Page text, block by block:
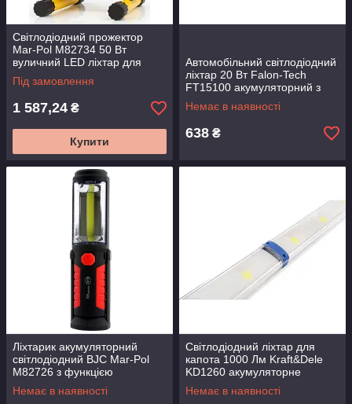
Світлодіодний прожектор
Mar-Pol M82734 50 Вт
вуличний LED ліхтар для
освітлення
Під замовлення
1 587,24 ₴
Купити
Автомобільний світлодіодний
ліхтар 20 Вт Falon-Tech
FT15100 акумуляторний з
магнітом і двома режимами
Немає в наявності
638 ₴
Ліхтарик акумуляторний
світлодіодний BJC Mar-Pol
M82726 з функцією
Powerbank і швидкою
зарядкою USB
Немає в наявності
Світлодіодний ліхтар для
капота 1000 Лм Kraft&Dele
KD1260 акумуляторне
робоче світло для автомобіля
Немає в наявності